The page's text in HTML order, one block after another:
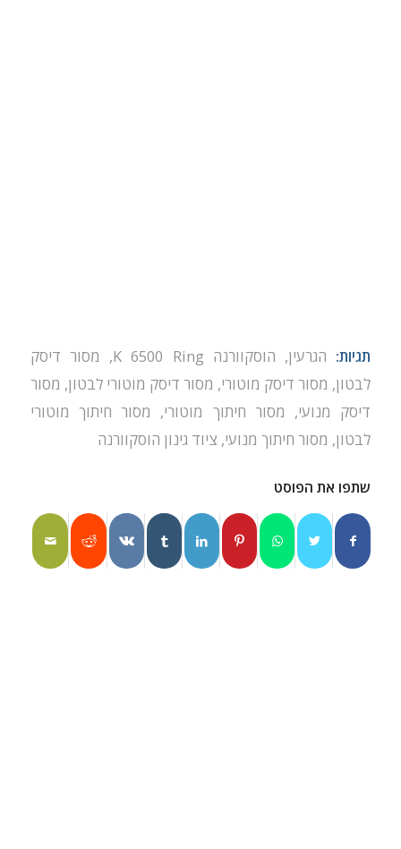
תגיות: הגרעין, הוסקוורנה K 6500 Ring , מסור דיסק
לבטון, מסור דיסק מוטורי, מסור דיסק מוטורי לבטון, מסור
דיסק מנועי, מסור חיתוך מוטורי, מסור חיתוך מוטורי
לבטון, מסור חיתוך מנועי, ציוד גינון הוסקוורנה
שתפו את הפוסט